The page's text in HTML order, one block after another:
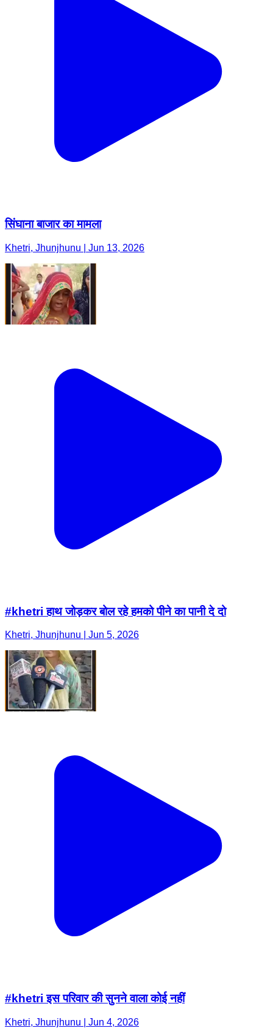
सिंघाना बाजार का मामला
Khetri, Jhunjhunu | Jun 13, 2026
#khetri हाथ जोड़कर बोल रहे हमको पीने का पानी दे दो
Khetri, Jhunjhunu | Jun 5, 2026
#khetri इस परिवार की सुनने वाला कोई नहीं
Khetri, Jhunjhunu | Jun 4, 2026